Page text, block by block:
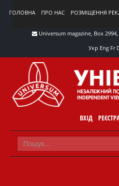
ГОЛОВНА ПРО НАС РОЗМІЩЕННЯ
Universum magazine, Box
Укр Eng Fr
ВХІД